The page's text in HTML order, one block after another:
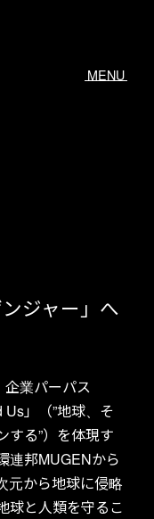
MENU
ジャー」へ
企業パーパス
Us」（”地球、そ
する”）を体現す
連邦MUGENから
元から地球に侵略
球と人類を守るこ